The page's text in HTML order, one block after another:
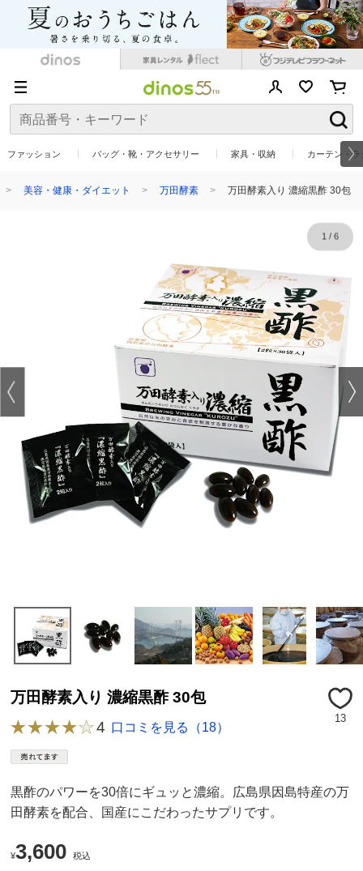
ファッション バッグ・靴・アクセサリー 家具・収納 カーテン・
美容・健康・ダイエット 万田酵素 万田酵素入り 濃縮黒酢 30包
1/ 6
万田酵素入り 濃縮黒酢 30包
13
4 口コミを見る（18）
黒酢のパワーを30倍にギュッと濃縮。広島県因島特産の万
田酵素を配合、国産にこだわったサプリです。
¥3,600 税込